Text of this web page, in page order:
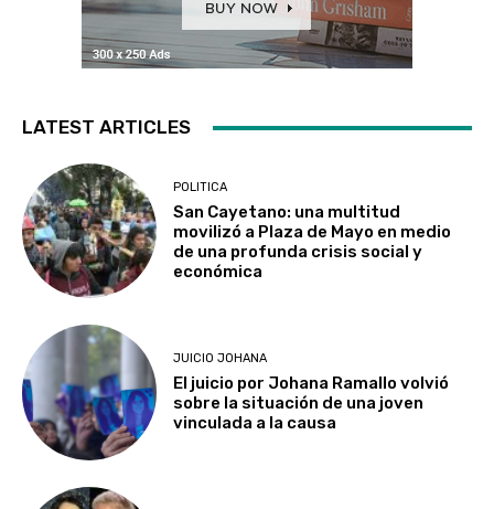
LATEST ARTICLES
POLITICA
San Cayetano: una multitud
movilizó a Plaza de Mayo en medio
de una profunda crisis social y
económica
JUICIO JOHANA
El juicio por Johana Ramallo volvió
sobre la situación de una joven
vinculada a la causa